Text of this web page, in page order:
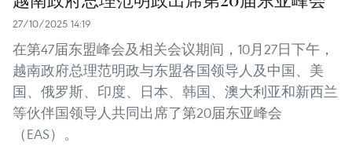
27/10/2025 14:19
在第47届东盟峰会及相关会议期间，10月27日下午，
越南政府总理范明政与东盟各国领导人及中国、美
国、俄罗斯、印度、日本、韩国、澳大利亚和新西兰
等伙伴国领导人共同出席了第20届东亚峰会
（EAS）。